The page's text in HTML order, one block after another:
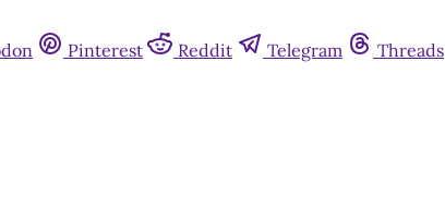
Pinterest Reddit Telegram Threads